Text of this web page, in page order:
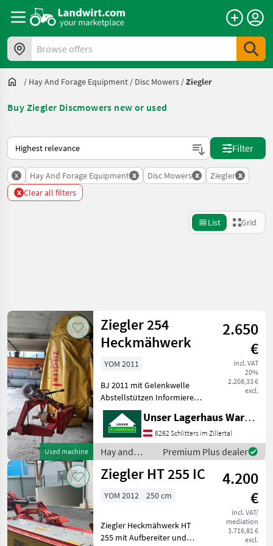
Browse offers
/ Hay And Forage Equipment / Disc Mowers /Ziegler
Buy Ziegler Discmowers new or used
This is how sorting works on Landwirt.com
Filter
x Hay And Forage Equipment x Disc Mowers x Ziegler x
x Clear all filters
List Grid
Category Place Filter
CURRENT
PATH
Agriculture
technology
Hay And
Forage
Equipment
Disc
Mowers
Ziegler
SELECT
CATEGORY
Ziegler
Reset
Show
9
results
Used machine
Ziegler 254
Heckmähwerk
2.650
€
incl. VAT
20%
2.208,33 €
excl.
YOM 2011
BJ 2011 mit Gelenkwelle
Abstellstützen Informieren
Sie sich bitte vor Fahrt-
Antritt telefonisch, ob die
von Ihnen angefragte
Maschine aktuell bei uns
am Lager ste
Unser Lagerhaus Warenhandelsges.m.b.H.
6262 Schlitters im Zillertal
Hay and
forage
equipment /
Premium Plus dealer
Ziegler HT 255 IC
4.200
€
incl. VAT/
mediation
3.716,81 €
excl.
YOM 2012 250 cm
Ziegler Heckmähwerk HT
255 mit Aufbereiter und